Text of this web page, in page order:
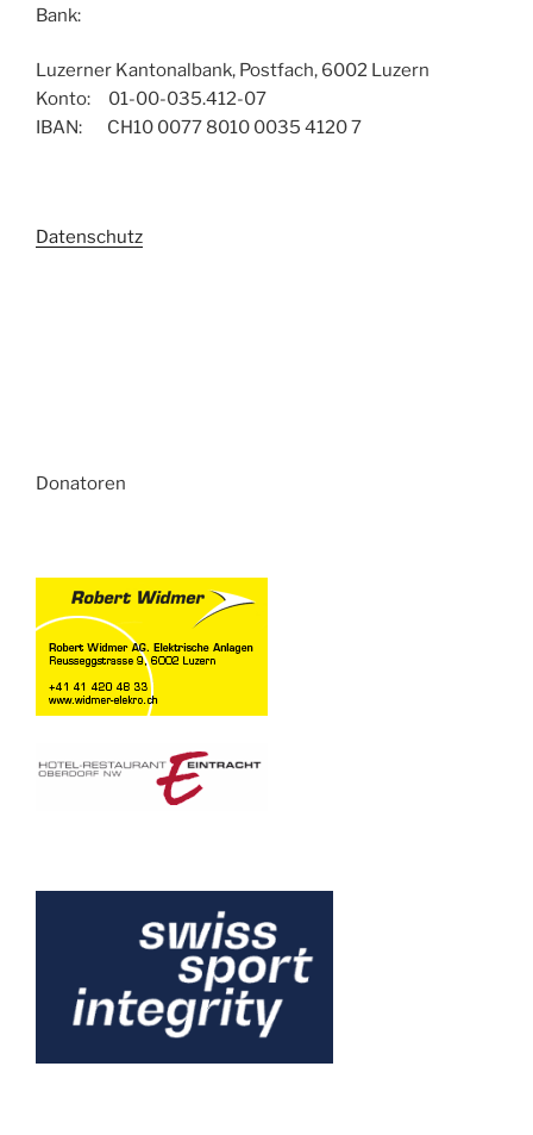
Bank:
Luzerner Kantonalbank, Postfach, 6002 Luzern
Konto: 01-00-035.412-07
IBAN: CH10 0077 8010 0035 4120 7
Datenschutz
Donatoren